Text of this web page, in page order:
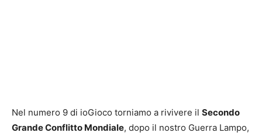
Nel numero 9 di ioGioco torniamo a rivivere il Secondo
Grande Conflitto Mondiale, dopo il nostro Guerra Lampo,